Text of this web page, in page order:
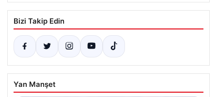
Bizi Takip Edin
Yan Manşet